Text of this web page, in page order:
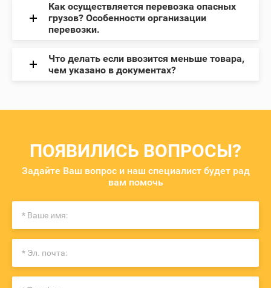
Как осуществляется перевозка опасных
грузов? Особенности организации
перевозки.
Что делать если ввозится меньше товара,
чем указано в документах?
ПОЯВИЛИСЬ ВОПРОСЫ?
Задайте Ваш вопрос и наш специалист будет рад
вам помочь